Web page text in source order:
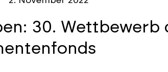
30. Wettbewerb